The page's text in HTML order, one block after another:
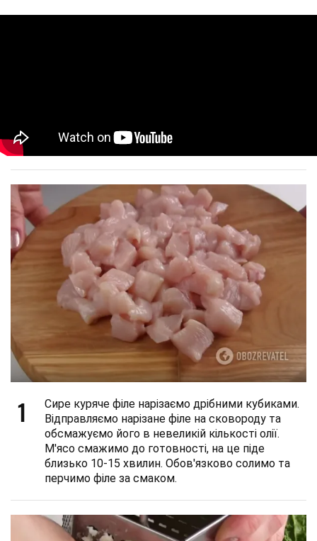
1
Сире куряче філе нарізаємо дрібними кубиками.
Відправляємо нарізане філе на сковороду та
обсмажуємо його в невеликій кількості олії.
М'ясо смажимо до готовності, на це піде
близько 10-15 хвилин. Обов'язково солимо та
перчимо філе за смаком.